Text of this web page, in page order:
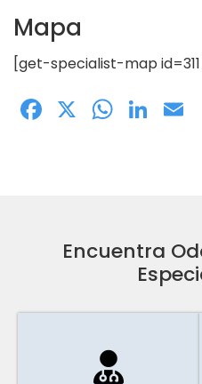
Mapa
[get-specialist-map
Facebook
X
Encuentra